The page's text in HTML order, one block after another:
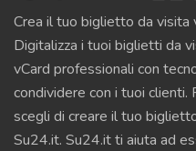
Crea il tuo biglietto da
Digitalizza i tuoi biglietti da
vCard professionali con
condividere con i tuoi clienti.
scegli di creare il tuo
Su24.it. Su24.it ti aiuta ad